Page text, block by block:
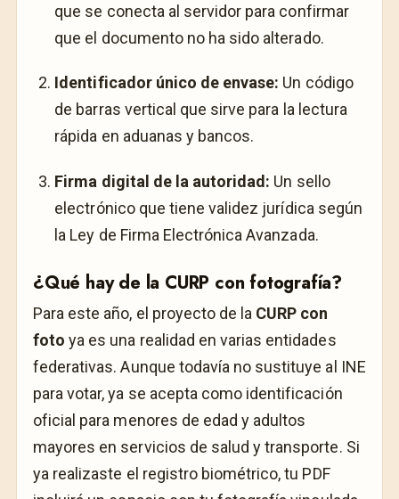
que se conecta al servidor para confirmar
que el documento no ha sido alterado.
Identificador único de envase: Un código
de barras vertical que sirve para la lectura
rápida en aduanas y bancos.
Firma digital de la autoridad: Un sello
electrónico que tiene validez jurídica según
la Ley de Firma Electrónica Avanzada.
¿Qué hay de la CURP con fotografía?
Para este año, el proyecto de la CURP con
foto ya es una realidad en varias entidades
federativas. Aunque todavía no sustituye al INE
para votar, ya se acepta como identificación
oficial para menores de edad y adultos
mayores en servicios de salud y transporte. Si
ya realizaste el registro biométrico, tu PDF